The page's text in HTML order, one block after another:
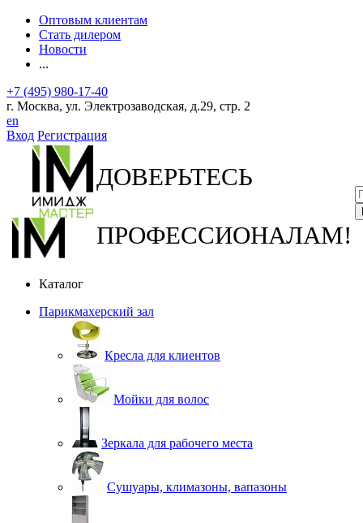
Оптовым клиентам
Стать дилером
Новости
...
+7 (495) 980-17-40
г. Москва, ул. Электрозаводская, д.29, стр. 2
en
Вход Регистрация
ДОВЕРЬТЕСЬ
ПРОФЕССИОНАЛАМ!
Каталог
Парикмахерский зал
Кресла для клиентов
Мойки для волос
Зеркала для рабочего места
Сушуары, климазоны, вапазоны